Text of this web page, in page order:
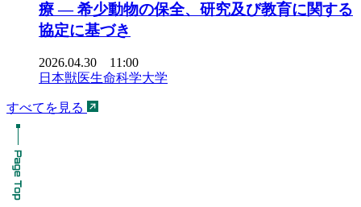
療 ― 希少動物の保全、研究及び教育に関する
協定に基づき
2026.04.30 11:00
日本獣医生命科学大学
すべてを見る